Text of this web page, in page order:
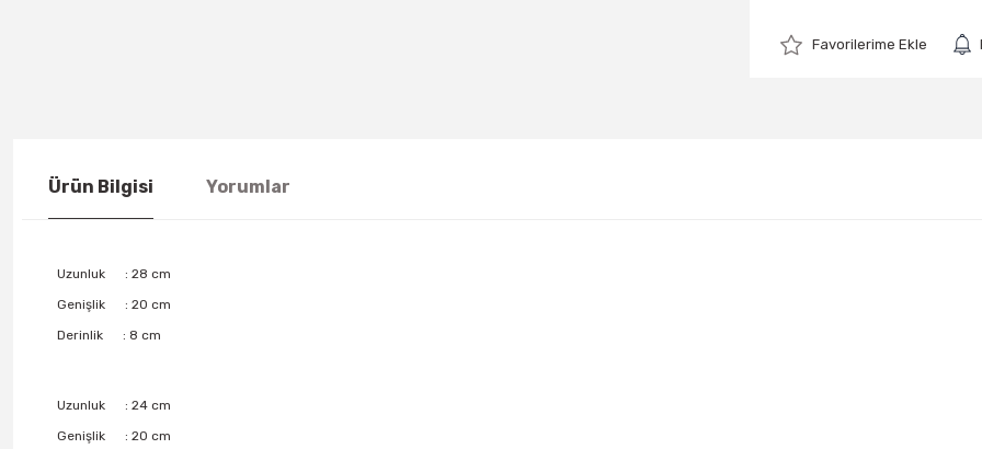
Ürün Bilgisi Yorumlar
Uzunluk : 28 cm
Genişlik : 20 cm
Derinlik : 8 cm
Uzunluk : 24 cm
Genişlik : 20 cm